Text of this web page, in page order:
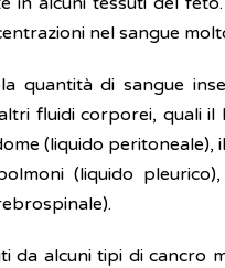
nel sangue
quantità di sangue
fluidi corporei, quali
(liquido
(liquido
da alcuni tipi di cancro